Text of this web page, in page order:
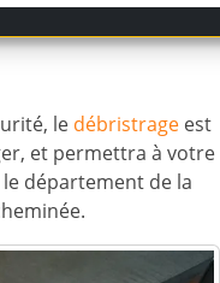
le débristrage est
et permettra à votre
département de la